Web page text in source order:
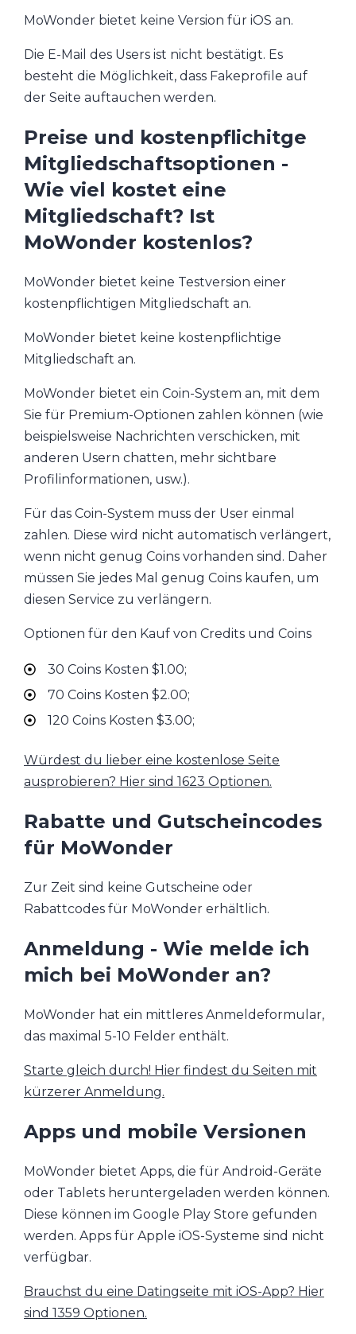
MoWonder bietet keine Version für iOS an.
Die E-Mail des Users ist nicht bestätigt. Es
besteht die Möglichkeit, dass Fakeprofile auf
der Seite auftauchen werden.
Preise und kostenpflichitge
Mitgliedschaftsoptionen -
Wie viel kostet eine
Mitgliedschaft? Ist
MoWonder kostenlos?
MoWonder bietet keine Testversion einer
kostenpflichtigen Mitgliedschaft an.
MoWonder bietet keine kostenpflichtige
Mitgliedschaft an.
MoWonder bietet ein Coin-System an, mit dem
Sie für Premium-Optionen zahlen können (wie
beispielsweise Nachrichten verschicken, mit
anderen Usern chatten, mehr sichtbare
Profilinformationen, usw.).
Für das Coin-System muss der User einmal
zahlen. Diese wird nicht automatisch verlängert,
wenn nicht genug Coins vorhanden sind. Daher
müssen Sie jedes Mal genug Coins kaufen, um
diesen Service zu verlängern.
Optionen für den Kauf von Credits und Coins
30 Coins Kosten $1.00;
70 Coins Kosten $2.00;
120 Coins Kosten $3.00;
Würdest du lieber eine kostenlose Seite
ausprobieren? Hier sind 1623 Optionen.
Rabatte und Gutscheincodes
für MoWonder
Zur Zeit sind keine Gutscheine oder
Rabattcodes für MoWonder erhältlich.
Anmeldung - Wie melde ich
mich bei MoWonder an?
MoWonder hat ein mittleres Anmeldeformular,
das maximal 5-10 Felder enthält.
Starte gleich durch! Hier findest du Seiten mit
kürzerer Anmeldung.
Apps und mobile Versionen
MoWonder bietet Apps, die für Android-Geräte
oder Tablets heruntergeladen werden können.
Diese können im Google Play Store gefunden
werden. Apps für Apple iOS-Systeme sind nicht
verfügbar.
Brauchst du eine Datingseite mit iOS-App? Hier
sind 1359 Optionen.